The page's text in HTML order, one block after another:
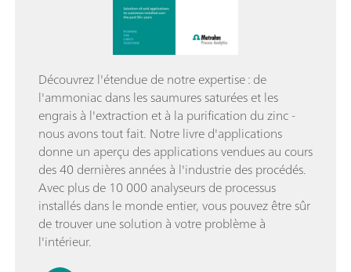
Découvrez l'étendue de notre expertise : de
l'ammoniac dans les saumures saturées et les
engrais à l'extraction et à la purification du zinc -
nous avons tout fait. Notre livre d'applications
donne un aperçu des applications vendues au cours
des 40 dernières années à l'industrie des procédés.
Avec plus de 10 000 analyseurs de processus
installés dans le monde entier, vous pouvez être sûr
de trouver une solution à votre problème à
l'intérieur.